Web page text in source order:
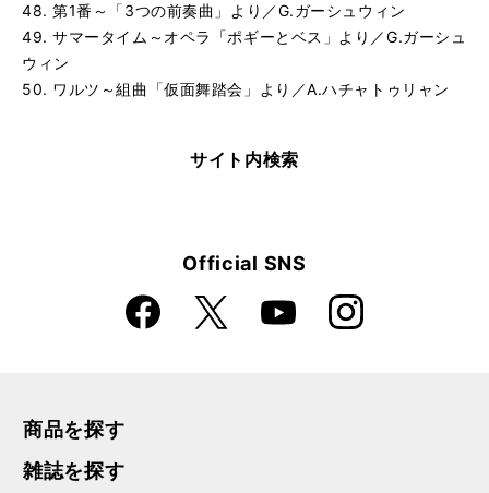
48. 第1番～「3つの前奏曲」より／G.ガーシュウィン
49. サマータイム～オペラ「ポギーとベス」より／G.ガーシュ
ウィン
50. ワルツ～組曲「仮面舞踏会」より／A.ハチャトゥリャン
サイト内検索
Official SNS
Faceboo
k
X YouTube Instagra
m
商品を探す
雑誌を探す